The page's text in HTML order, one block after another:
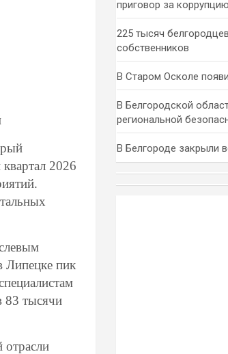
2026
Липецке пик
83 тысячи
приговор за коррупцию
225 тысяч
собственников
В Старом Осколе
В Белгородской
региональной
В Белгороде закрыли